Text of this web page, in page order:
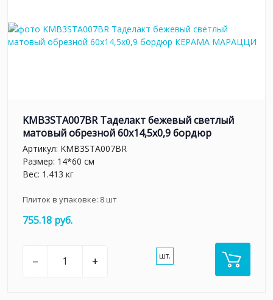
KMB3STA007BR Таделакт бежевый светлый
матовый обрезной 60x14,5x0,9 бордюр
Артикул: KMB3STA007BR
Размер: 14*60 см
Вес: 1.413 кг
Плиток в упаковке: 8шт
755.18 руб.
– + шт.